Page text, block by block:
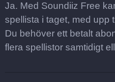
Ja. Med Soundiiz Free
spellista i taget, med upp
Du behöver ett betalt
flera spellistor samtidigt